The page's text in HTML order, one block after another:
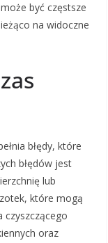
być częstsze
na widoczne
błędy, które
błędów jest
lub
które mogą
czyszczącego
oraz